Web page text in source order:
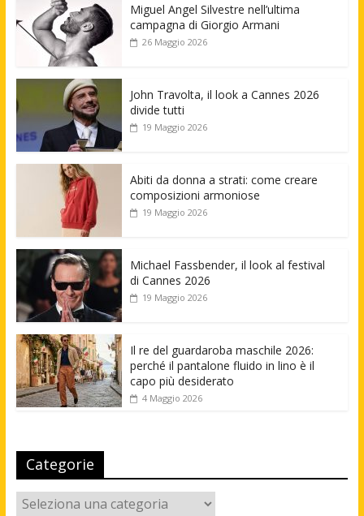
Miguel Angel Silvestre nell’ultima
campagna di Giorgio Armani
26 Maggio 2026
John Travolta, il look a Cannes 2026
divide tutti
19 Maggio 2026
Abiti da donna a strati: come creare
composizioni armoniose
19 Maggio 2026
Michael Fassbender, il look al festival
di Cannes 2026
19 Maggio 2026
Il re del guardaroba maschile 2026:
perché il pantalone fluido in lino è il
capo più desiderato
4 Maggio 2026
Categorie
Categorie